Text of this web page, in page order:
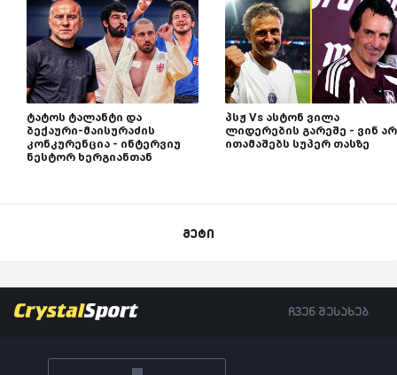
ტატოს ტალანტი და
ბექაური-მაისურაძის
კონკურენცია - ინტერვიუ
ნესტორ ხერგიანთან
პსჟ Vs ასტონ ვილა
ლიდერების გარეშე - ვინ არ
ითამაშებს სუპერ თასზე
მეტი
ჩვენ შესახებ